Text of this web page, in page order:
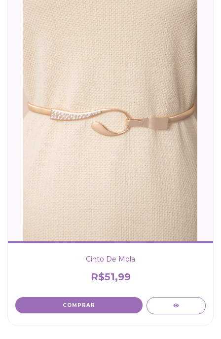
Cinto De Mola
R$51,99
COMPRAR